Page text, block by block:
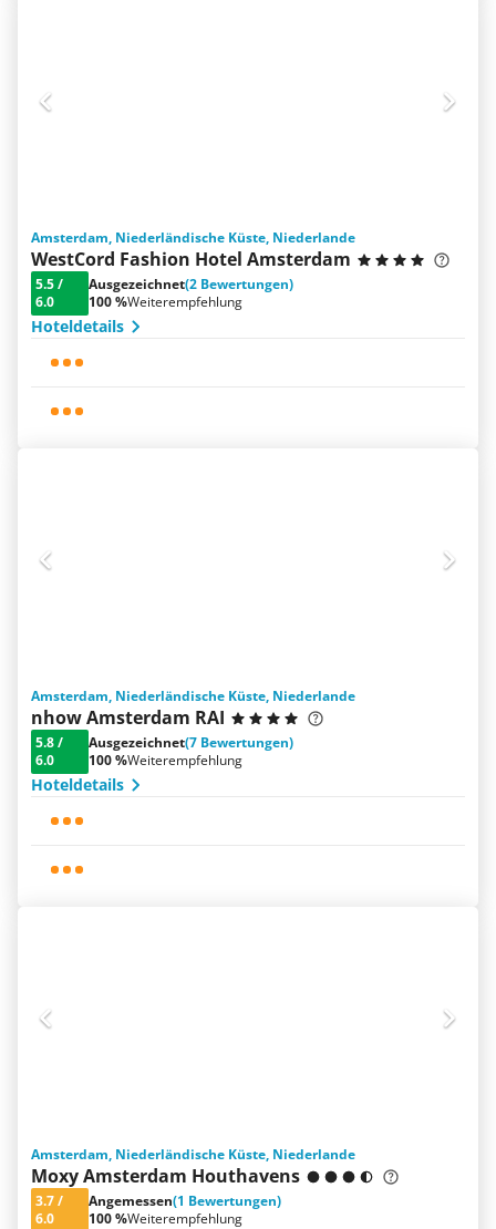
Amsterdam, Niederländische Küste, Niederlande
WestCord Fashion Hotel Amsterdam
5.5/
6.0
Ausgezeichnet(2 Bewertungen)
100 %Weiterempfehlung
Hoteldetails
Amsterdam, Niederländische Küste, Niederlande
nhow Amsterdam RAI
5.8/
6.0
Ausgezeichnet(7 Bewertungen)
100 %Weiterempfehlung
Hoteldetails
Amsterdam, Niederländische Küste, Niederlande
Moxy Amsterdam Houthavens
3.7/
6.0
Angemessen(1 Bewertungen)
100 %Weiterempfehlung